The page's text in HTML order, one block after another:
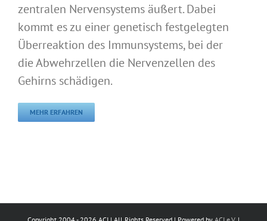
zentralen Nervensystems äußert. Dabei
kommt es zu einer genetisch festgelegten
Überreaktion des Immunsystems, bei der
die Abwehrzellen die Nervenzellen des
Gehirns schädigen.
MEHR ERFAHREN